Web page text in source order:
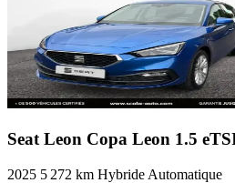
Seat Leon Copa Leon 1.5
2025 5 272 km Hybride Automatique